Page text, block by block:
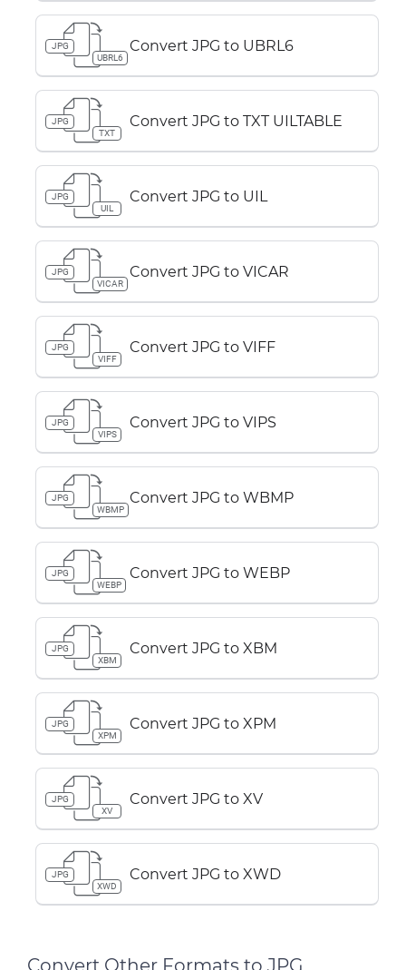
JPG
UBRL6
Convert JPG to UBRL6
JPG
TXT
Convert JPG to TXT UILTABLE
JPG
UIL
Convert JPG to UIL
JPG
VICAR
Convert JPG to VICAR
JPG
VIFF
Convert JPG to VIFF
JPG
VIPS
Convert JPG to VIPS
JPG
WBMP
Convert JPG to WBMP
JPG
WEBP
Convert JPG to WEBP
JPG
XBM
Convert JPG to XBM
JPG
XPM
Convert JPG to XPM
JPG
XV
Convert JPG to XV
JPG
XWD
Convert JPG to XWD
Convert Other Formats to JPG